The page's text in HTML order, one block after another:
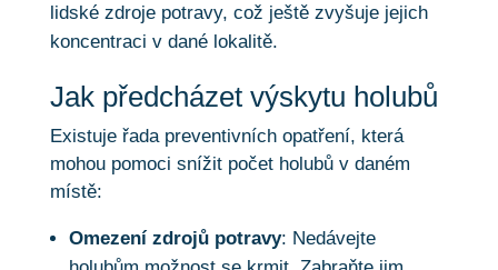
lidské zdroje potravy, což ještě zvyšuje jejich
koncentraci v dané lokalitě.
Jak předcházet výskytu holubů
Existuje řada preventivních opatření, která
mohou pomoci snížit počet holubů v daném
místě:
Omezení zdrojů potravy: Nedávejte